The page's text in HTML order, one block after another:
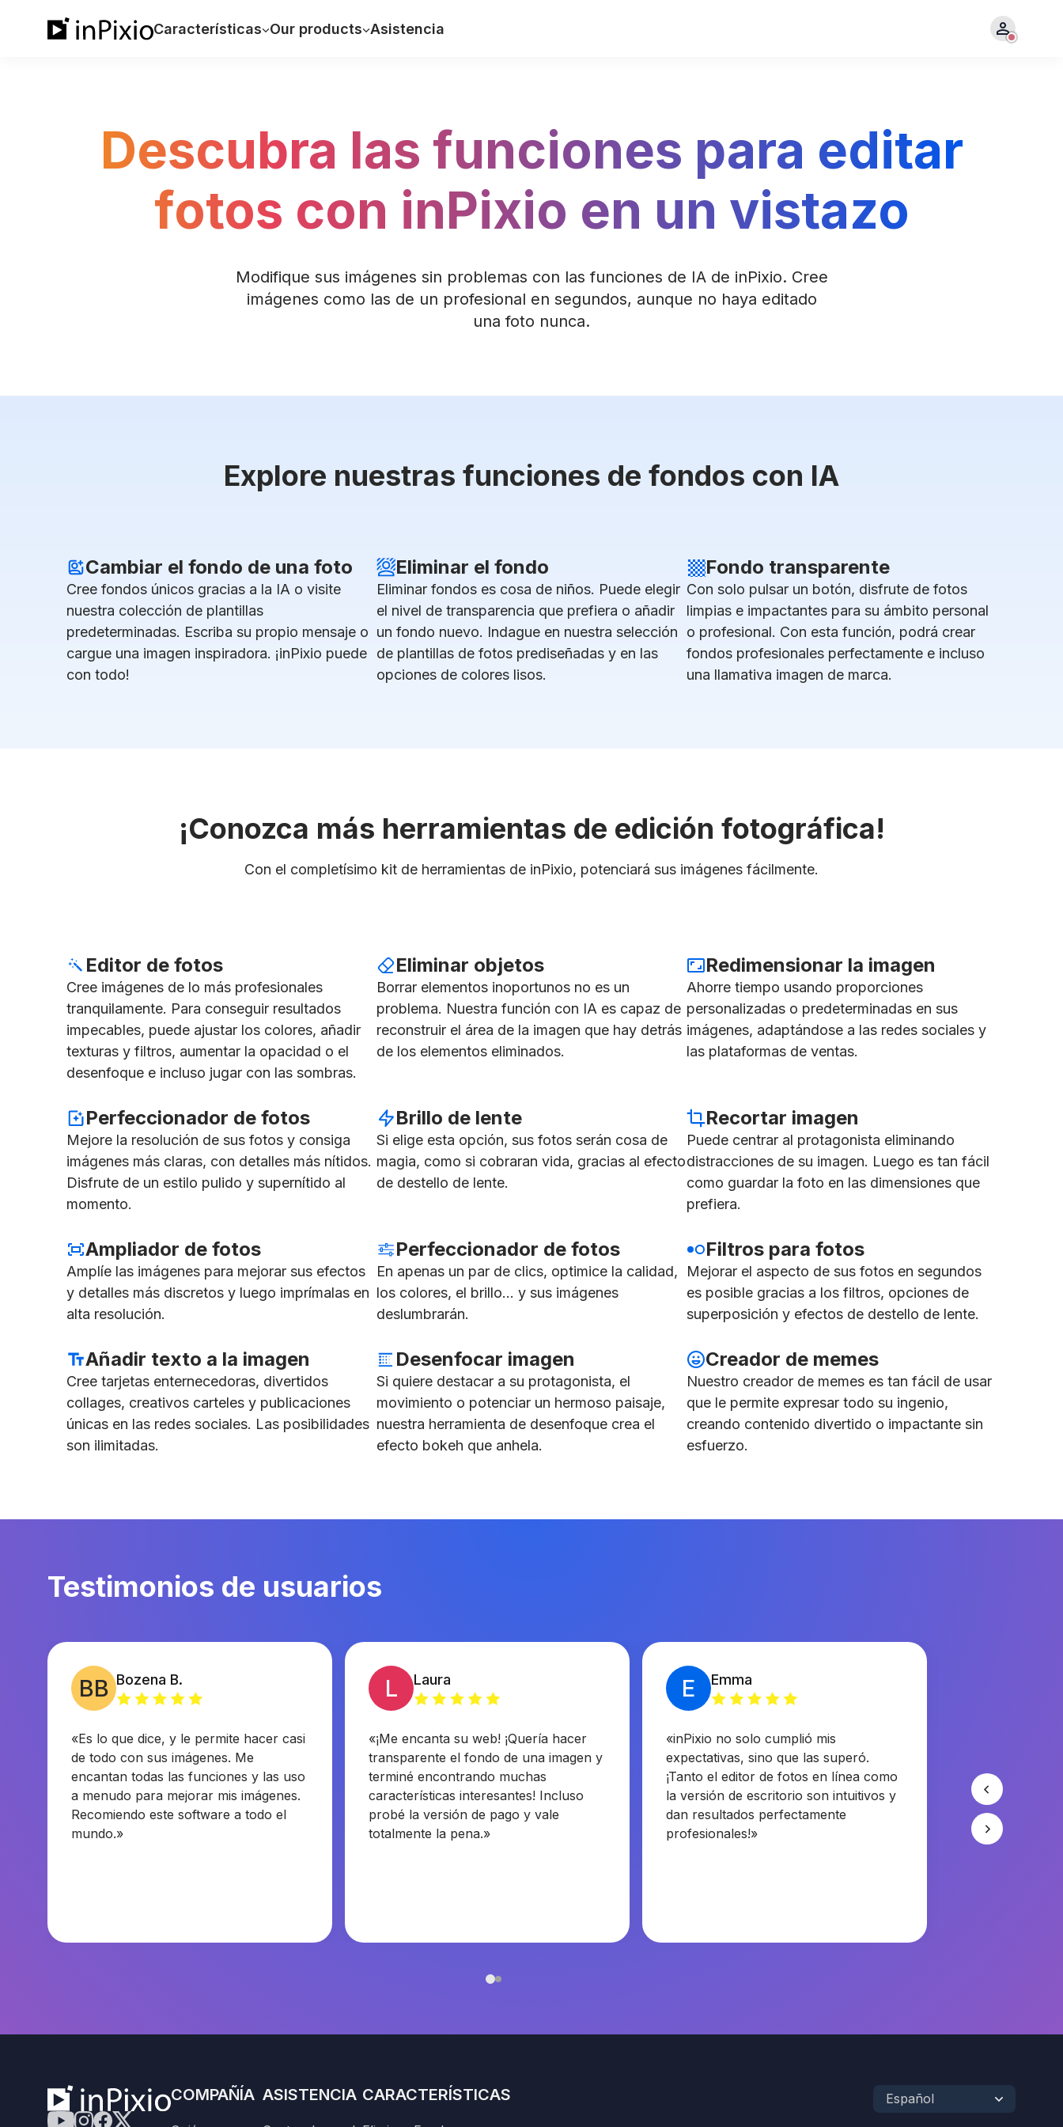
Características Our products Asistencia
Descubra las funciones para editar
fotos con inPixio en un vistazo
Modifique sus imágenes sin problemas con las funciones de IA de inPixio. Cree
imágenes como las de un profesional en segundos, aunque no haya editado
una foto nunca.
Explore nuestras funciones de fondos con IA
Cambiar el fondo de una foto
Cree fondos únicos gracias a la IA o visite
nuestra colección de plantillas
predeterminadas. Escriba su propio mensaje o
cargue una imagen inspiradora. ¡inPixio puede
con todo!
Eliminar el fondo
Eliminar fondos es cosa de niños. Puede elegir
el nivel de transparencia que prefiera o añadir
un fondo nuevo. Indague en nuestra selección
de plantillas de fotos prediseñadas y en las
opciones de colores lisos.
Fondo transparente
Con solo pulsar un botón, disfrute de fotos
limpias e impactantes para su ámbito personal
o profesional. Con esta función, podrá crear
fondos profesionales perfectamente e incluso
una llamativa imagen de marca.
¡Conozca más herramientas de edición fotográfica!
Con el completísimo kit de herramientas de inPixio, potenciará sus imágenes fácilmente.
Editor de fotos
Cree imágenes de lo más profesionales
tranquilamente. Para conseguir resultados
impecables, puede ajustar los colores, añadir
texturas y filtros, aumentar la opacidad o el
desenfoque e incluso jugar con las sombras.
Eliminar objetos
Borrar elementos inoportunos no es un
problema. Nuestra función con IA es capaz de
reconstruir el área de la imagen que hay detrás
de los elementos eliminados.
Redimensionar la imagen
Ahorre tiempo usando proporciones
personalizadas o predeterminadas en sus
imágenes, adaptándose a las redes sociales y
las plataformas de ventas.
Perfeccionador de fotos
Mejore la resolución de sus fotos y consiga
imágenes más claras, con detalles más nítidos.
Disfrute de un estilo pulido y supernítido al
momento.
Brillo de lente
Si elige esta opción, sus fotos serán cosa de
magia, como si cobraran vida, gracias al efecto
de destello de lente.
Recortar imagen
Puede centrar al protagonista eliminando
distracciones de su imagen. Luego es tan fácil
como guardar la foto en las dimensiones que
prefiera.
Ampliador de fotos
Amplíe las imágenes para mejorar sus efectos
y detalles más discretos y luego imprímalas en
alta resolución.
Perfeccionador de fotos
En apenas un par de clics, optimice la calidad,
los colores, el brillo... y sus imágenes
deslumbrarán.
Filtros para fotos
Mejorar el aspecto de sus fotos en segundos
es posible gracias a los filtros, opciones de
superposición y efectos de destello de lente.
Añadir texto a la imagen
Cree tarjetas enternecedoras, divertidos
collages, creativos carteles y publicaciones
únicas en las redes sociales. Las posibilidades
son ilimitadas.
Desenfocar imagen
Si quiere destacar a su protagonista, el
movimiento o potenciar un hermoso paisaje,
nuestra herramienta de desenfoque crea el
efecto bokeh que anhela.
Creador de memes
Nuestro creador de memes es tan fácil de usar
que le permite expresar todo su ingenio,
creando contenido divertido o impactante sin
esfuerzo.
Testimonios de usuarios
BB Bozena B.
«Es lo que dice, y le permite hacer casi
de todo con sus imágenes. Me
encantan todas las funciones y las uso
a menudo para mejorar mis imágenes.
Recomiendo este software a todo el
mundo.»
L Laura
«¡Me encanta su web! ¡Quería hacer
transparente el fondo de una imagen y
terminé encontrando muchas
características interesantes! Incluso
probé la versión de pago y vale
totalmente la pena.»
E Emma
«inPixio no solo cumplió mis
expectativas, sino que las superó.
¡Tanto el editor de fotos en línea como
la versión de escritorio son intuitivos y
dan resultados perfectamente
profesionales!»
COMPAÑÍA ASISTENCIA CARACTERÍSTICAS Español